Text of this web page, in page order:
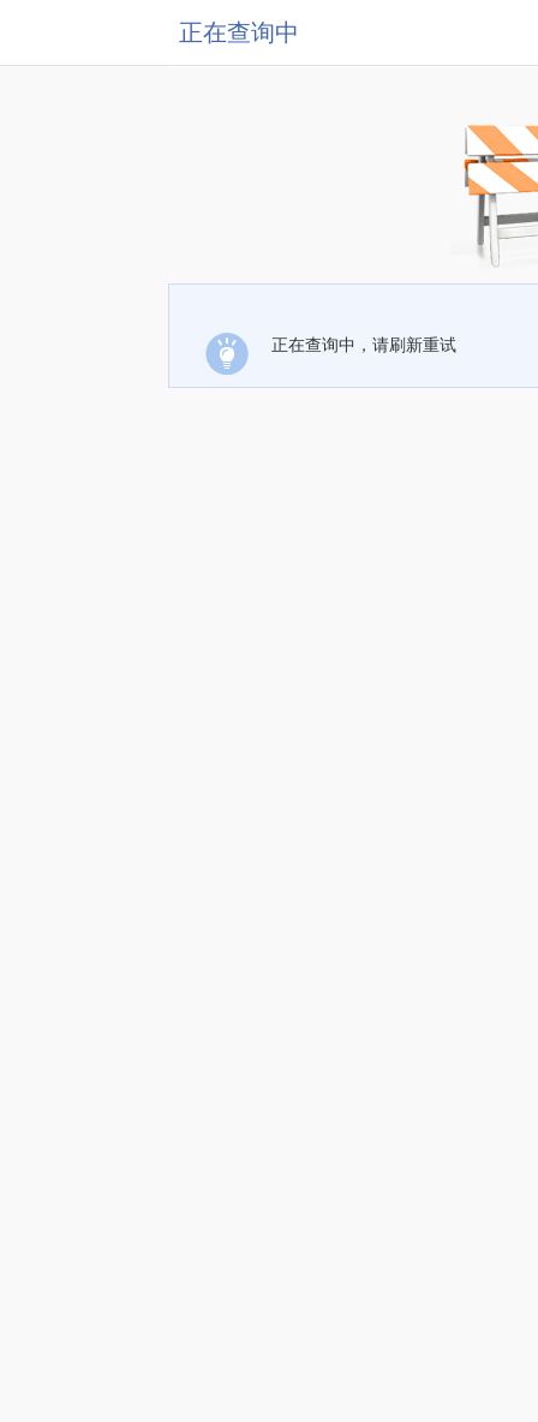
正在查询中
正在查询中，请刷新重试